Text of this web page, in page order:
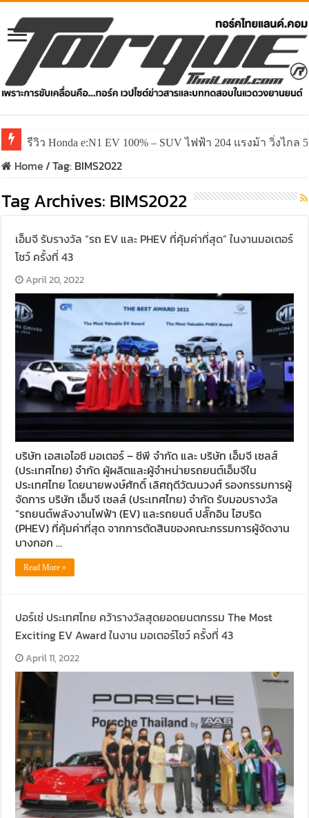
รีวิว Honda e:N1 EV 100% – SUV ไฟฟ้า 204 แรงม้า วิ่งไกล
รีวิว ลองขับ All New GWM HAVAL H6 ปรับโฉมหน้าใหม่
Home/Tag: BIMS2022
Tag Archives: BIMS2022
เอ็มจี รับรางวัล “รถ EV และ PHEV ที่คุ้มค่าที่สุด” ในงานมอเตอร์
โชว์ ครั้งที่ 43
April 20, 2022
บริษัท เอสเอไอซี มอเตอร์ – ซีพี จำกัด และ บริษัท เอ็มจี เซลส์
(ประเทศไทย) จำกัด ผู้ผลิตและผู้จำหน่ายรถยนต์เอ็มจีใน
ประเทศไทย โดยนายพงษ์ศักดิ์ เลิศฤดีวัฒนวงศ์ รองกรรมการผู้
จัดการ บริษัท เอ็มจี เซลส์ (ประเทศไทย) จำกัด รับมอบรางวัล
“รถยนต์พลังงานไฟฟ้า (EV) และรถยนต์ ปลั๊กอิน ไฮบริด
(PHEV) ที่คุ้มค่าที่สุด จากการตัดสินของคณะกรรมการผู้จัดงาน
บางกอก …
Read More »
ปอร์เช่ ประเทศไทย คว้ารางวัลสุดยอดยนตกรรม The Most
Exciting EV Award ในงาน มอเตอร์โชว์ ครั้งที่ 43
April 11, 2022